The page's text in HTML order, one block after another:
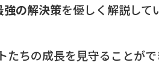
強の解決策を優しく解説して
たちの成長を見守ることがで